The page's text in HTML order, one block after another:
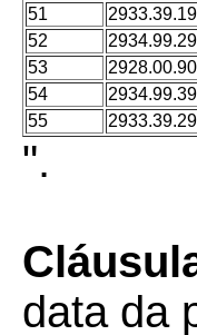
51
2933.39.19
52
2934.99.29
53
2928.00.90
54
2934.99.39
55
2933.39.29
".
data da